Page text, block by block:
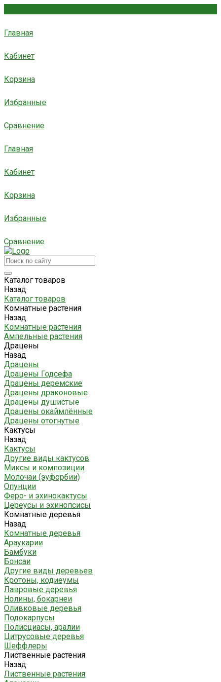
Главная
Кабинет
Корзина
Избранные
Сравнение
Главная
Кабинет
Корзина
Избранные
Сравнение
Каталог товаров
Назад
Каталог товаров
Комнатные растения
Назад
Комнатные растения
Ампельные растения
Драцены
Назад
Драцены
Драцены Годсефа
Драцены деремские
Драцены драконовые
Драцены душистые
Драцены окаймлённые
Драцены отогнутые
Кактусы
Назад
Кактусы
Другие виды кактусов
Миксы и композиции
Молочаи (эуфорбии)
Опунции
Феро- и эхинокактусы
Цереусы и эхинопсисы
Комнатные деревья
Назад
Комнатные деревья
Араукарии
Бамбуки
Бонсаи
Другие виды деревьев
Кротоны, кодиеумы
Лавровые деревья
Нолины, бокарнеи
Оливковые деревья
Подокарпусы
Полисциасы, аралии
Цитрусовые деревья
Шеффлеры
Лиственные растения
Назад
Лиственные растения